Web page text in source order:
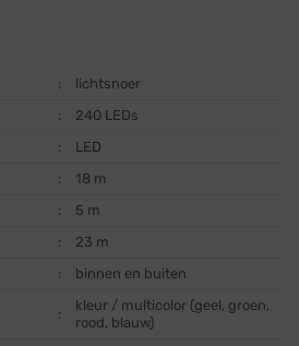
:
lichtsnoer
:
240 LEDs
:
LED
:
18 m
:
5 m
:
23 m
: binnen en buiten
:
kleur / multicolor (geel, groen,
rood, blauw)